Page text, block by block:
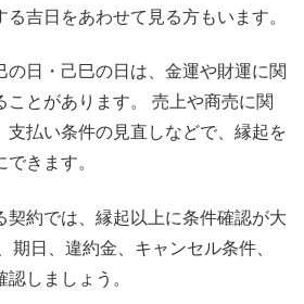
吉日をあわせて見る方もいます。
の日・己巳の日は、金運や財運に関
とがあります。 売上や商売に関
支払い条件の見直しなどで、縁起を
きます。
契約では、縁起以上に条件確認が大
期日、違約金、キャンセル条件、
しましょう。